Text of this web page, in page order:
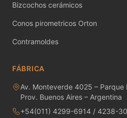
MAYCO SNOW GEMS
MAYCO SPECIALTY
MAYCO STONEWARE
MAYCO STROKE & COAT
Bizcochos cerámicos
Conos pirometricos Orton
Contramoldes
FÁBRICA
Av. Monteverde 4025 – Parque
Prov. Buenos Aires – Argentina
+54(011) 4299-6914 / 4238-